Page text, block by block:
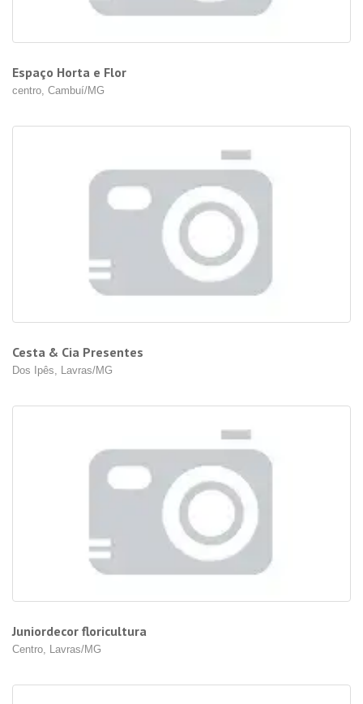
Espaço Horta e Flor
centro, Cambuí/MG
Cesta & Cia Presentes
Dos Ipês, Lavras/MG
Juniordecor floricultura
Centro, Lavras/MG